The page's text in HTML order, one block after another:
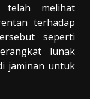
telah melihat
terhadap
seperti
lunak
jaminan untuk